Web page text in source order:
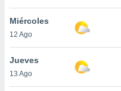
cookies
aceptar
Miércoles
12 Ago
Jueves
13 Ago